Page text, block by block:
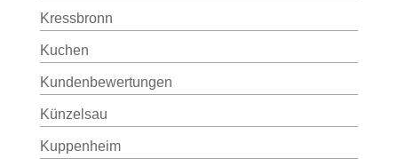
Kressbronn
Kuchen
Kundenbewertungen
Künzelsau
Kuppenheim